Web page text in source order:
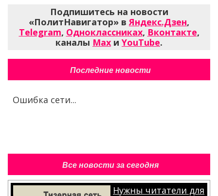
Подпишитесь на новости
«ПолитНавигатор» вЯндекс.Дзен,
Telegram, Одноклассниках, Вконтакте,
каналы Max и YouTube.
Последние новости
Ошибка сети...
Все новости за сегодня
Нужны читатели для